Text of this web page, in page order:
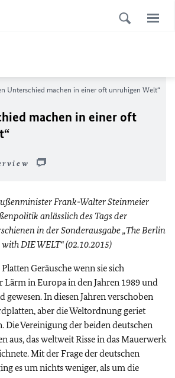
Unterschied machen in einer oft unruhigen Welt“
machen in einer oft
Frank-Walter Steinmeier
anlässlich des Tags der
in der Sonderausgabe „The Berlin
DIE WELT“ (02.10.2015)
Geräusche wenn sie sich
Lärm in Europa in den Jahren 1989 und
gewesen. In diesen Jahren verschoben
aber die Weltordnung geriet
Die Vereinigung der beiden deutschen
aus, das weltweit Risse in das Mauerwerk
Mit der Frage der deutschen
es um nichts weniger, als um die